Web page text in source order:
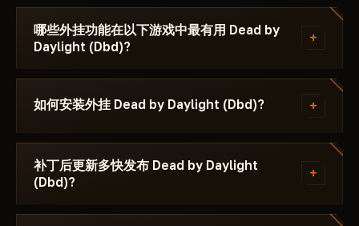
留意卡片上的 Top·1–3 锦旗——它代表当前补丁下的最
佳稳定性。PvP 对战首选 AIM 和 Silent Aimbot——瞄
准效果对其他玩家不可见。生存和搜刮物资则选 ESP
架辅助均在发布前经过检测，并在补丁后 24-48 小时
哪些外挂功能在以下游戏中最有用 Dead by
Daylight (Dbd)?
+
ESP（透视敌人）和战利品ESP（查看贵重物品）是最
受欢迎的功能。AIM和静默自瞄对PvP至关重要：自瞄
件免遭封禁。每款外挂的功能列于卡片标签中。
如何安装外挂 Dead by Daylight (Dbd)? +
付款后您将收到激活密钥和启动器链接。每款外挂附带
说明：支持的Windows版本、是否需要禁用Secure
Boot以及使用哪种窗口模式。
补丁后更新多快发布 Dead by Daylight
(Dbd)?
+
大多数情况下在24-48小时内。更新期间订阅时间不会